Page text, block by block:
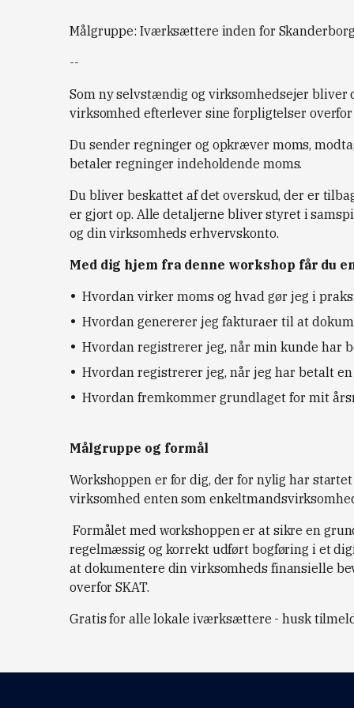
Målgruppe: Iværksættere inden for
--
Som ny selvstændig og virksomhedsejer bliver
virksomhed efterlever sine forpligtelser
Du sender regninger og opkræver moms,
betaler regninger indeholdende moms.
Du bliver beskattet af det overskud, der er
er gjort op. Alle detaljerne bliver styret i
og din virksomheds erhvervskonto.
Med dig hjem fra denne workshop får du
Hvordan virker moms og hvad gør jeg i
Hvordan genererer jeg fakturaer til at
Hvordan registrerer jeg, når min kunde har
Hvordan registrerer jeg, når jeg har betalt
Hvordan fremkommer grundlaget for mit
Målgruppe og formål
Workshoppen er for dig, der for nylig har
virksomhed enten som
Formålet med workshoppen er at sikre en
regelmæssig og korrekt udført bogføring i et
at dokumentere din virksomheds finansielle
overfor SKAT.
Gratis for alle lokale iværksættere - husk